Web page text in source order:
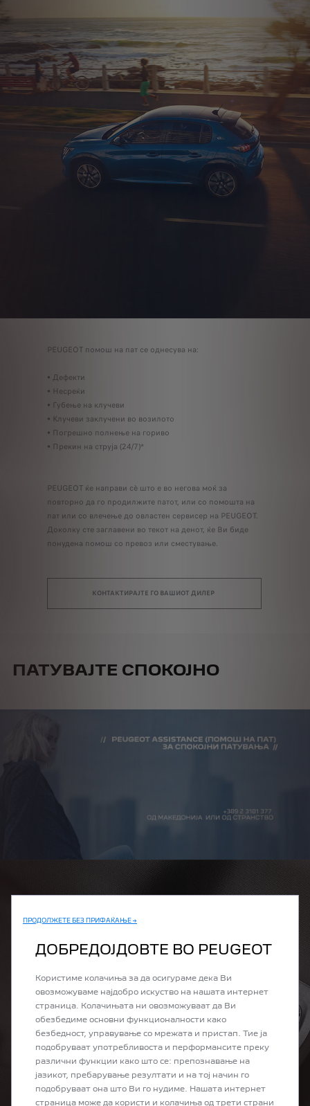
PEUGEOT помош на пат се однесува на:
• Дефекти
• Несреќи
• Губење на клучеви
• Kлучеви заклучени во возилото
• Погрешно полнење на гориво
• Прекин на струја (24/7)*
PEUGEOT ќе направи сѐ што е во негова моќ за
повторно да го продилжите патот, или со помошта на
пат или со влечење до овластен сервисер на PEUGEOT.
Доколку сте заглавени во текот на денот, ќе Ви биде
понудена помош со превоз или сместување.
КОНТАКТИРАЈТЕ ГО ВАШИОТ ДИЛЕР
ПАТУВАЈТЕ СПОКОЈНО
ПРОДОЛЖЕТЕ БЕЗ ПРИФАЌАЊЕ →
ДОБРЕДОЈДОВТЕ ВО PEUGEOT
Користиме колачиња за да осигураме дека Ви
овозможуваме најдобро искуство на нашата интернет
страница. Колачињата ни овозможуваат да Ви
обезбедиме основни функционалности како
безбедност, управување со мрежата и пристап. Тие ја
подобруваат употребливоста и перформансите преку
различни функции како што се: препознавање на
јазикот, пребарување резултати и на тој начин го
подобруваат она што Ви го нудиме. Нашата интернет
страница може да користи и колачиња од трети страни